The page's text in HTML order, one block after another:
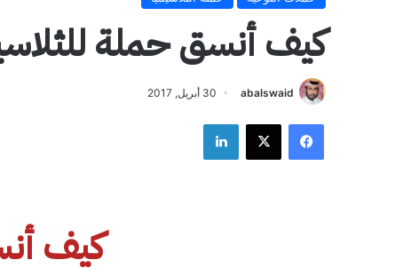
كيف أنسق حملة
abalswaid 30 أبريل, 2017
فيسبوك
كيف